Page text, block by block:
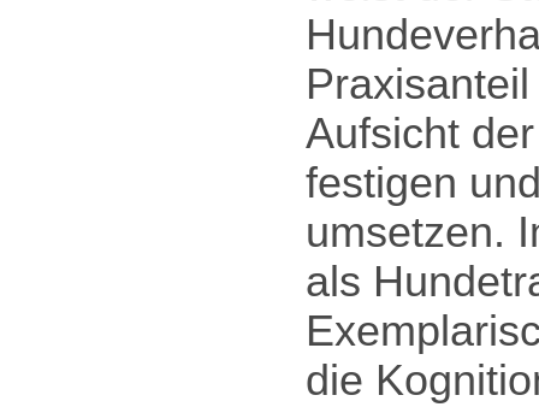
Aufsicht
festigen
umsetzen.
als
die